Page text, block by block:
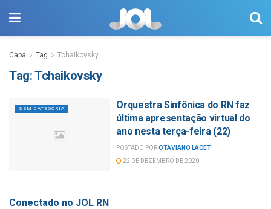
Capa Tag Tchaikovsky
Tag:Tchaikovsky
SEM CATEGORIA
Orquestra Sinfônica do RN faz
última apresentação virtual do
ano nesta terça-feira (22)
POSTADO POROTAVIANO LACET
22 DE DEZEMBRO DE 2020
Conectado no JOL RN